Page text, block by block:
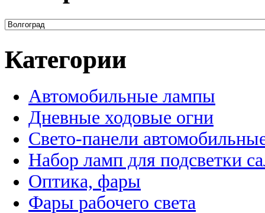
Категории
Автомобильные лампы
Дневные ходовые огни
Свето-панели
Набор ламп для подсветки
Оптика, фары
Фары рабочего света